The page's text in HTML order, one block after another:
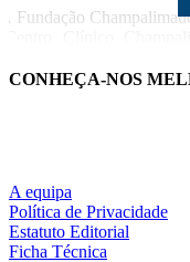
A Fundação
CONHEÇA-NOS
A equipa
Política de Privacidade
Estatuto Editorial
Ficha Técnica